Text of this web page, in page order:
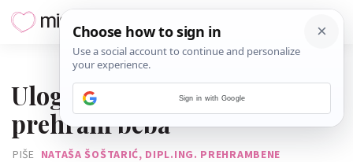
Uloga funkcionalne hrane u
prehrani beba
PIŠE NATAŠA ŠOŠTARIĆ, DIPL.ING. PREHRAMBENE
Sign in with Google